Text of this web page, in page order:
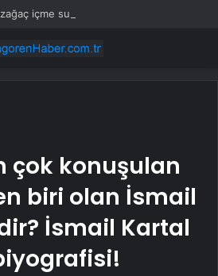
içme suyu hatları yenileniyor
çok konuşulan
biri olan İsmail
İsmail Kartal